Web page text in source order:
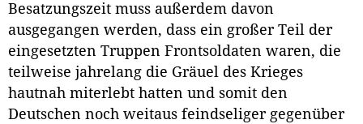
Besatzungszeit muss außerdem davon
ausgegangen werden, dass ein großer Teil der
eingesetzten Truppen Frontsoldaten waren, die
teilweise jahrelang die Gräuel des Krieges
hautnah miterlebt hatten und somit den
Deutschen noch weitaus feindseliger gegenüber